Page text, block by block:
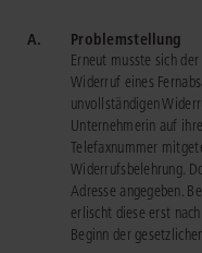
A. Problemstellung
Erneut musste sich
Widerruf eines
unvollständigen
Unternehmerin auf
Telefaxnummer
Widerrufsbelehrung.
Adresse angegeben.
erlischt diese erst
Beginn der